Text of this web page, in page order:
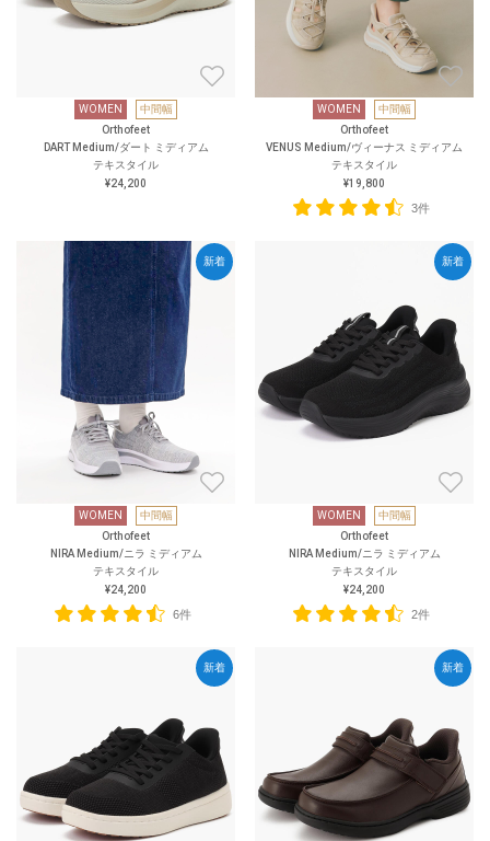
WOMEN
中間幅
Orthofeet
DART Medium/ダート ミディアム
テキスタイル
¥24,200
WOMEN
中間幅
Orthofeet
VENUS Medium/ヴィーナス ミディアム
テキスタイル
¥19,800
3件
新着
WOMEN
中間幅
Orthofeet
NIRA Medium/ニラ ミディアム
テキスタイル
¥24,200
6件
新着
WOMEN
中間幅
Orthofeet
NIRA Medium/ニラ ミディアム
テキスタイル
¥24,200
2件
新着 新着